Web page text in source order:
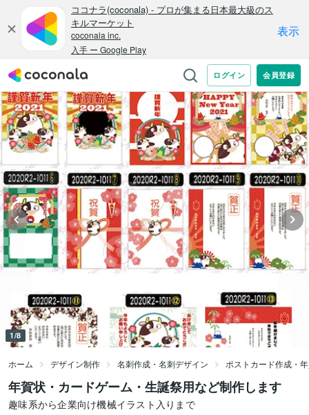
1/8
ホーム デザイン制作 名刺作成・名刺デザイン ポストカード作成・
年賀状・カードゲーム・生誕祭用など制作します
趣味系から企業向け機械イラスト入りまで